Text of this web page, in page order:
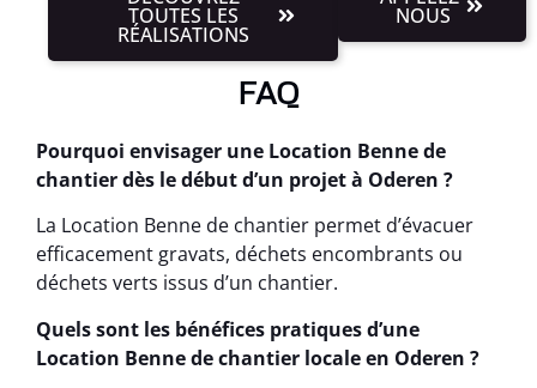
TOUTES LES
RÉALISATIONS
NOUS
FAQ
Pourquoi envisager une Location Benne de
chantier dès le début d’un projet à Oderen ?
La Location Benne de chantier permet d’évacuer
efficacement gravats, déchets encombrants ou
déchets verts issus d’un chantier.
Quels sont les bénéfices pratiques d’une
Location Benne de chantier locale en Oderen ?